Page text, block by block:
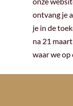
ontvang je
je in de
na 21
waar we op